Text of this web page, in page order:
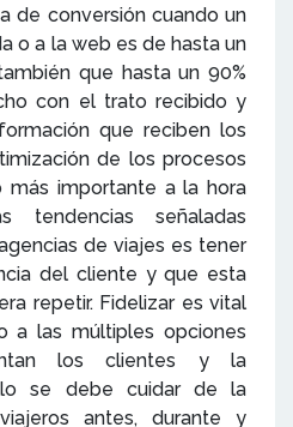
de conversión cuando un
o a la web es de hasta un
que hasta un 90%
con el trato recibido y
que reciben los
de los procesos
más importante a la hora
tendencias señaladas
de viajes es tener
del cliente y que esta
repetir. Fidelizar es vital
a las múltiples opciones
los clientes y la
se debe cuidar de la
antes, durante y